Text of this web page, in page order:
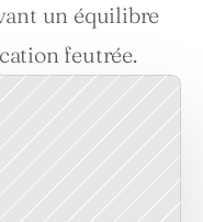
un équilibre
feutrée.